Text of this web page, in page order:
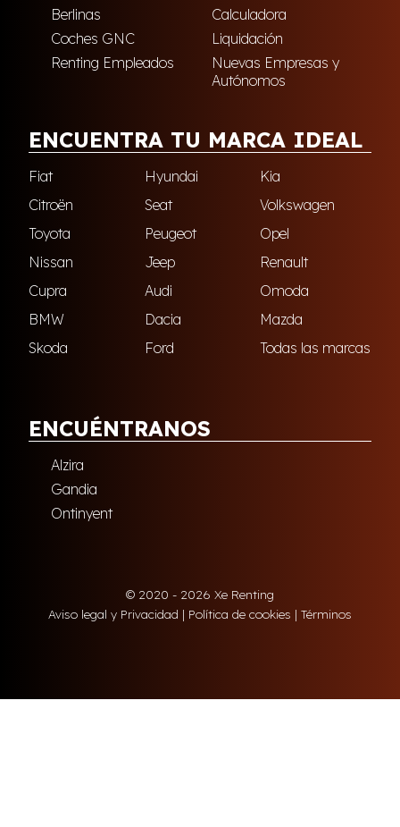
Berlinas
Calculadora
Coches GNC
Liquidación
Renting Empleados
Nuevas Empresas y
Autónomos
ENCUENTRA TU MARCA IDEAL
Fiat Hyundai
Kia
Citroën
Seat
Volkswagen
Toyota
Peugeot
Opel
Nissan
Jeep
Renault
Cupra
Audi
Omoda
BMW
Dacia
Mazda
Skoda
Ford Todas las marcas
ENCUÉNTRANOS
Alzira
Gandia
Ontinyent
© 2020 - 2026 Xe Renting
Aviso legal y Privacidad | Política de cookies | Términos